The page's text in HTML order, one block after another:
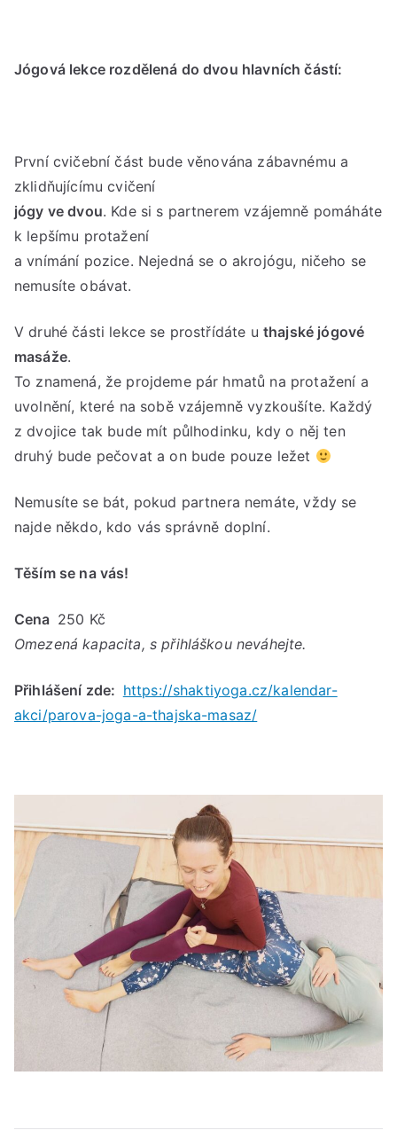
Jógová lekce rozdělená do dvou hlavních částí:
První cvičební část bude věnována zábavnému a
zklidňujícímu cvičení
jógy ve dvou. Kde si s partnerem vzájemně pomáháte
k lepšímu protažení
a vnímání pozice. Nejedná se o akrojógu, ničeho se
nemusíte obávat.
V druhé části lekce se prostřídáte u thajské jógové
masáže.
To znamená, že projdeme pár hmatů na protažení a
uvolnění, které na sobě vzájemně vyzkoušíte. Každý
z dvojice tak bude mít půlhodinku, kdy o něj ten
druhý bude pečovat a on bude pouze ležet
Nemusíte se bát, pokud partnera nemáte, vždy se
najde někdo, kdo vás správně doplní.
Těším se na vás!
Cena 250 Kč
Omezená kapacita, s přihláškou neváhejte.
Přihlášení zde: https://shaktiyoga.cz/kalendar-
akci/parova-joga-a-thajska-masaz/